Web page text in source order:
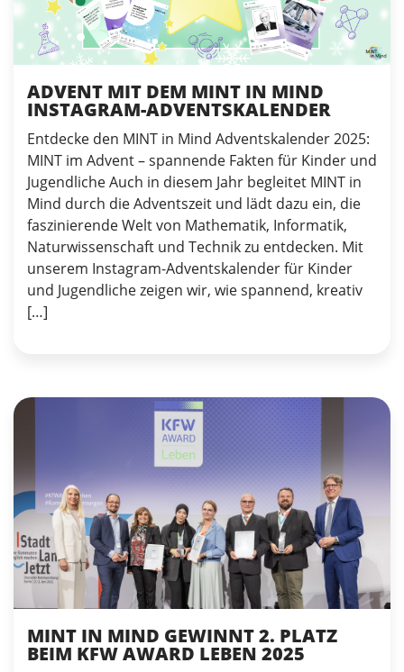
ADVENT MIT DEM MINT IN MIND
INSTAGRAM-ADVENTSKALENDER
Entdecke den MINT in Mind Adventskalender 2025:
MINT im Advent – spannende Fakten für Kinder und
Jugendliche Auch in diesem Jahr begleitet MINT in
Mind durch die Adventszeit und lädt dazu ein, die
faszinierende Welt von Mathematik, Informatik,
Naturwissenschaft und Technik zu entdecken. Mit
unserem Instagram-Adventskalender für Kinder
und Jugendliche zeigen wir, wie spannend, kreativ
[…]
MINT IN MIND GEWINNT 2. PLATZ
BEIM KFW AWARD LEBEN 2025